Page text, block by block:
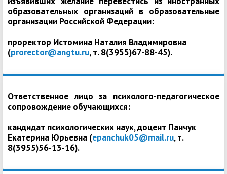
образовательных организаций в образовательные
организации Российской Федерации:
проректор Истомина Наталия Владимировна
(prorector@angtu.ru, т. 8(3955)67-88-45).
Ответственное лицо за психолого-педагогическое
сопровождение обучающихся:
кандидат психологических наук, доцент Панчук
Екатерина Юрьевна (epanchuk05@mail.ru, т.
8(3955)56-13-16).